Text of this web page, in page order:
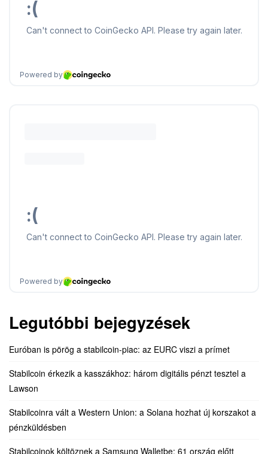
Legutóbbi bejegyzések
Euróban is pörög a stabilcoin-piac: az EURC viszi a prímet
Stabilcoin érkezik a kasszákhoz: három digitális pénzt tesztel a
Lawson
Stabilcoinra vált a Western Union: a Solana hozhat új korszakot a
pénzküldésben
Stabilcoinok költöznek a Samsung Walletbe: 61 ország előtt